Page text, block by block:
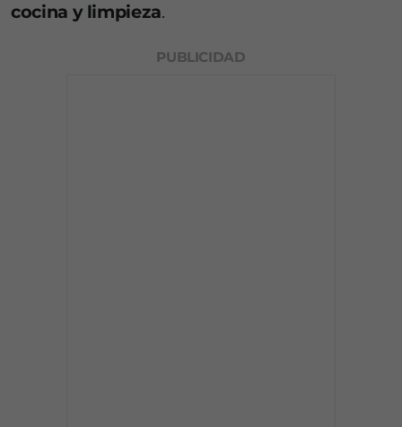
cocina y limpieza.
PUBLICIDAD